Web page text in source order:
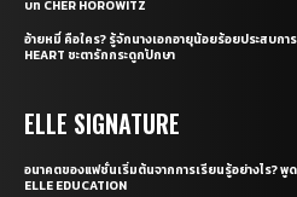
บท CHER HOROWITZ
อ้ายหมี่ คือใคร? รู้จักนางเอกอายุน้อยร้อยประสบกา
HEART ชะตารักกระดูกปักษา
ELLE SIGNATURE
อนาคตของแฟชั่นเริ่มต้นจากการเรียนรู้อย่างไร? พู
ELLE EDUCATION